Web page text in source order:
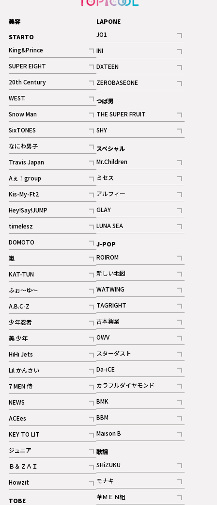
美容
STARTO
King&Prince
記事
SUPER EIGHT
記事
20th Century
記事
WEST.
記事
Snow Man
記事
ギャラリー
SixTONES
記事
ギャラリー
なにわ男子
記事
Travis Japan
記事
Aぇ！group
記事
Kis-My-Ft2
記事
ギャラリー
Hey!Say!JUMP
記事
timelesz
記事
DOMOTO
記事
嵐
記事
KAT-TUN
記事
ふぉ～ゆ～
記事
A.B.C-Z
記事
ギャラリー
少年忍者
記事
美 少年
記事
HiHi Jets
記事
Lil かんさい
記事
7 MEN 侍
記事
NEWS
記事
ACEes
記事
KEY TO LIT
記事
ジュニア
記事
Ｂ＆ＺＡＩ
記事
Howzit
記事
TOBE
LAPONE
JO1
記事
INI
記事
ギャラリー
DXTEEN
記事
ギャラリー
ZEROBASEONE
記事
つば男
THE SUPER FRUIT
記事
SHY
記事
スペシャル
Mr.Children
記事
ミセス
記事
アルフィー
記事
GLAY
記事
LUNA SEA
記事
J-POP
ROIROM
記事
新しい地図
記事
WATWING
記事
TAGRIGHT
記事
吉本興業
記事
OWV
記事
ギャラリー
スターダスト
記事
Da-iCE
記事
カラフルダイヤモンド
記事
BMK
記事
BBM
記事
ギャラリー
Maison B
記事
歌謡
SHiZUKU
記事
モナキ
記事
華ＭＥＮ組